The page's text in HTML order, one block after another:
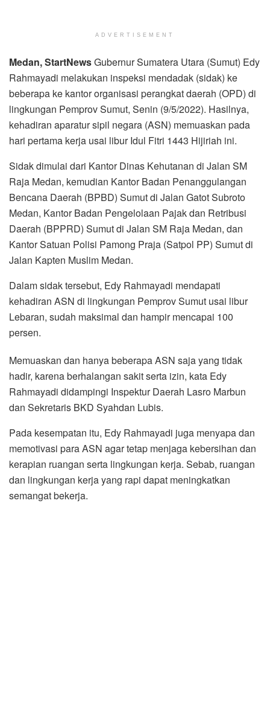
ADVERTISEMENT
Medan, StartNewsGubernur Sumatera Utara (Sumut) Edy
Rahmayadi melakukan inspeksi mendadak (sidak) ke
beberapa ke kantor organisasi perangkat daerah (OPD) di
lingkungan Pemprov Sumut, Senin (9/5/2022). Hasilnya,
kehadiran aparatur sipil negara (ASN) memuaskan pada
hari pertama kerja usai libur Idul Fitri 1443 Hijiriah ini.
Sidak dimulai dari Kantor Dinas Kehutanan di Jalan SM
Raja Medan, kemudian Kantor Badan Penanggulangan
Bencana Daerah (BPBD) Sumut di Jalan Gatot Subroto
Medan, Kantor Badan Pengelolaan Pajak dan Retribusi
Daerah (BPPRD) Sumut di Jalan SM Raja Medan, dan
Kantor Satuan Polisi Pamong Praja (Satpol PP) Sumut di
Jalan Kapten Muslim Medan.
Dalam sidak tersebut, Edy Rahmayadi mendapati
kehadiran ASN di lingkungan Pemprov Sumut usai libur
Lebaran, sudah maksimal dan hampir mencapai 100
persen.
Memuaskan dan hanya beberapa ASN saja yang tidak
hadir, karena berhalangan sakit serta izin, kata Edy
Rahmayadi didampingi Inspektur Daerah Lasro Marbun
dan Sekretaris BKD Syahdan Lubis.
Pada kesempatan itu, Edy Rahmayadi juga menyapa dan
memotivasi para ASN agar tetap menjaga kebersihan dan
kerapian ruangan serta lingkungan kerja. Sebab, ruangan
dan lingkungan kerja yang rapi dapat meningkatkan
semangat bekerja.